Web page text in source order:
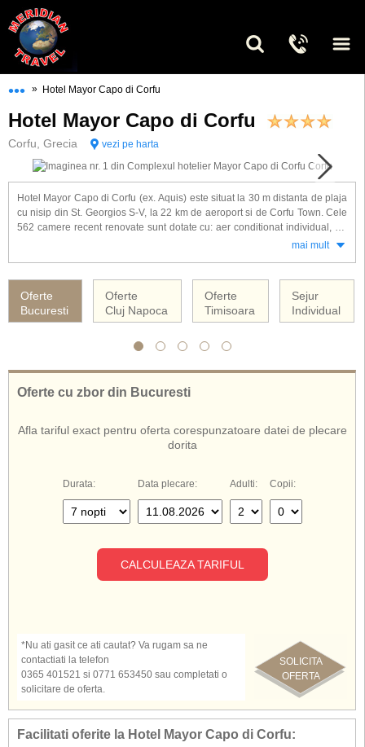
••• » Hotel Mayor Capo di Corfu
Hotel Mayor Capo di Corfu
Corfu, Grecia vezi pe harta
Hotel Mayor Capo di Corfu (ex. Aquis) este situat la 30 m distanta de plaja
cu nisip din St. Georgios S-V, la 22 km de aeroport si de Corfu Town. Cele
562 camere recent renovate sunt dotate cu: aer conditionat individual, TV
satelit, telefon, mini frigider, seif, baie cu cada si uscator de par, balcon/
spalatorie, serviciu de trezire, baby-sitting, camera pentru bagaje, rent a
car, minimarket, magazin de suveniruri, loc de joaca si club pentru copii (4-
biliard, 2 piscine exterioare, piscina pentru copii, mini water park,
nisip.
Hotelul Mayor Capo di Corfu ofera servicii cu demipensiune/ all
De asemenea, cunoscut si sub numele de:
Hotel Mayor Capo di Corfu Grecia
mai mult
Oferte
Bucuresti
Oferte
Cluj Napoca
Oferte
Timisoara
Sejur
Individual
Oferte cu zbor din Bucuresti
Afla tariful exact pentru oferta corespunzatoare datei de plecare
dorita
Durata: Data plecare: Adulti: Copii:
CALCULEAZA TARIFUL
SOLICITA
OFERTA
*Nu ati gasit ce ati cautat? Va rugam sa ne
contactiati la telefon
0365 401521 si 0771 653450 sau completati o
solicitare de oferta.
Facilitati oferite la Hotel Mayor Capo di Corfu: